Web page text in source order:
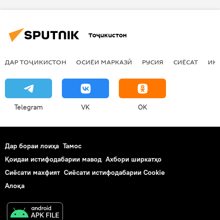
аҳкоми шариат
маҳкум мекунад
Тоҷикистон
ДАР ТОҶИКИСТОН ОСИЁИ МАРКАЗӢ РУСИЯ СИЁСАТ
Telegram VK OK
Дар бораи лоиҳа Тамос
Қоидаи истифодабарии мавод Ахбори ширкатҳо
Сиёсати махфият Сиёсати истифодабарии Cookie
Алоқа